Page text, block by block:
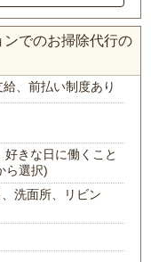
でのお掃除代行の
給、前払い制度あり
きな日に働くこと
ら選択)
洗面所、リビン